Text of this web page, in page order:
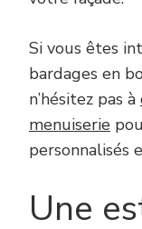
Si vous êtes
bardages en
n’hésitez pas à
menuiserie
personnalisés
Une